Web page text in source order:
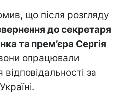
що після розгляду
до секретаря
та прем’єра Сергія
опрацювали
за